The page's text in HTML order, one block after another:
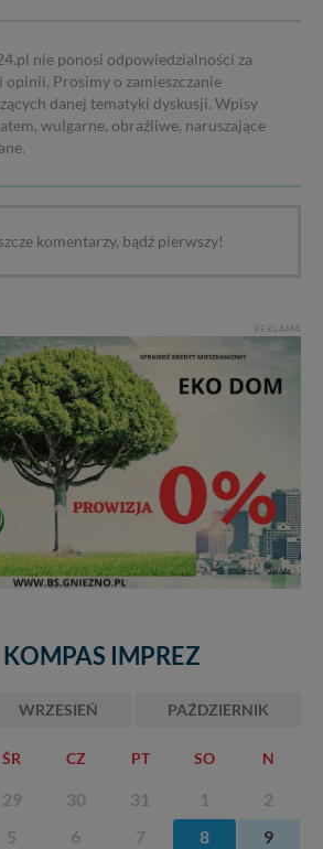
nie ponosi odpowiedzialności za
Prosimy o zamieszczanie
danej tematyki dyskusji. Wpisy
wulgarne, obraźliwe, naruszające
komentarzy, bądź pierwszy!
REKLAMA
KOMPAS IMPREZ
WRZESIEŃ PAŹDZIERNIK
ŚR CZ PT SO N
29 30 31 1
2
5 6 7 8
9